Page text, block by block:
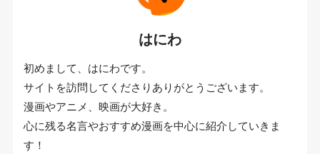
はにわ
初めまして、はにわです。
サイトを訪問してくださりありがとうございます。
漫画やアニメ、映画が大好き。
心に残る名言やおすすめ漫画を中心に紹介していきま
す！